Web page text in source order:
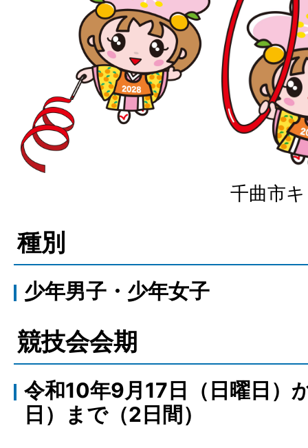
千曲市
種別
少年男子・少年女子
競技会会期
令和10年9月17日（日曜日）
日）まで（2日間）